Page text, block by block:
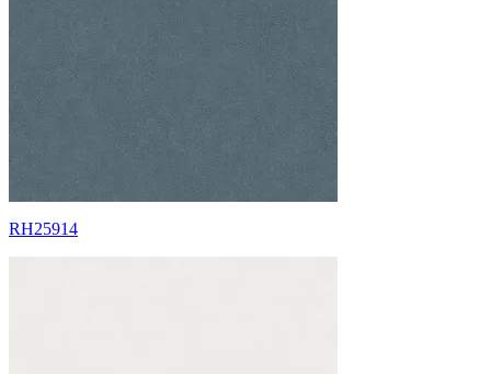
RH25914